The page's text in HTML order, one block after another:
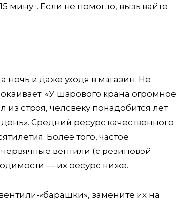
минут. Если не помогло, вызывайте
и даже уходя в магазин. Не
«У шарового крана огромное
строя, человеку понадобится лет
Средний ресурс качественного
Более того, частое
вентили (с резиновой
— их ресурс ниже.
«барашки», замените их на